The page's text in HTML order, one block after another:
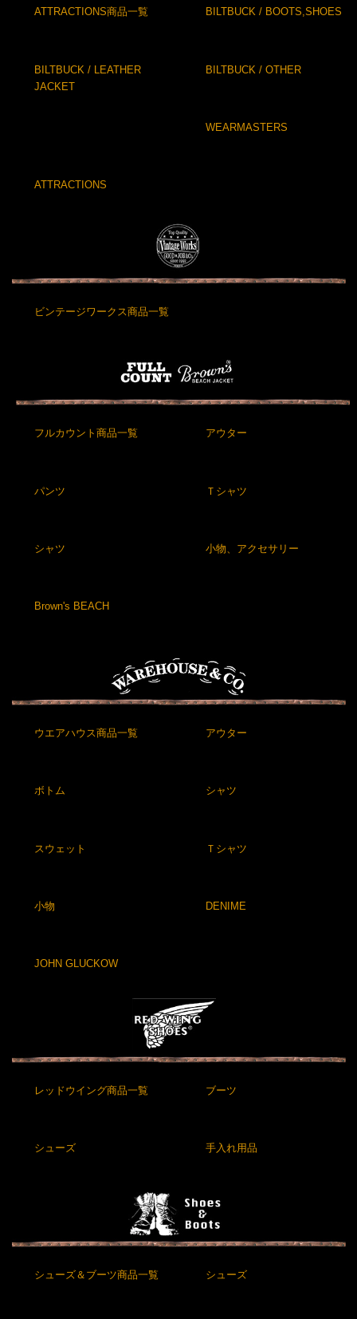
ATTRACTIONS商品一覧 BILTBUCK / BOOTS,SHOES
BILTBUCK / LEATHER
JACKET
BILTBUCK / OTHER
WEARMASTERS
ATTRACTIONS
ビンテージワークス商品一覧
フルカウント商品一覧 アウター
パンツ Ｔシャツ
シャツ 小物、アクセサリー
Brown's BEACH
ウエアハウス商品一覧 アウター
ボトム シャツ
スウェット Ｔシャツ
小物 DENIME
JOHN GLUCKOW
レッドウイング商品一覧 ブーツ
シューズ 手入れ用品
シューズ＆ブーツ商品一覧 シューズ